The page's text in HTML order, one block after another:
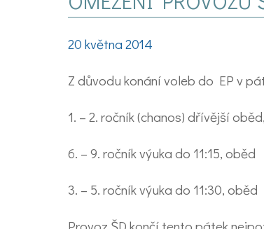
20 května 2014
Z důvodu konání voleb do EP v
1. – 2. ročník (chanos) dřívější
6. – 9. ročník výuka do 11:15, oběd
3. – 5. ročník výuka do 11:30, oběd